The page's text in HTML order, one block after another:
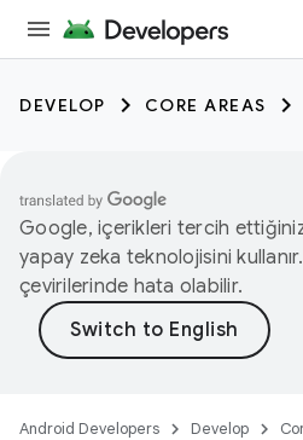
DEVELOP CORE AREAS
Google, içerikleri tercih
yapay zeka teknolojisini
çevirilerinde hata olabilir.
Android Developers Develop